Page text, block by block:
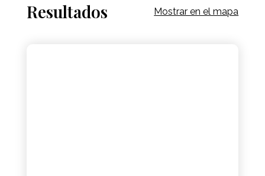
Resultados Mostrar en el mapa